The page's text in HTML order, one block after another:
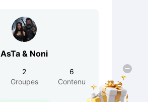
AsTa & Noni
2
Groupes
6
Contenu